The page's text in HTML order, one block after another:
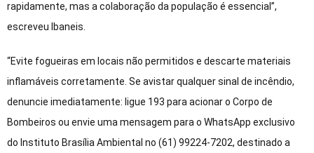
rapidamente, mas a colaboração da população é essencial”,
escreveu Ibaneis.
“Evite fogueiras em locais não permitidos e descarte materiais
inflamáveis corretamente. Se avistar qualquer sinal de incêndio,
denuncie imediatamente: ligue 193 para acionar o Corpo de
Bombeiros ou envie uma mensagem para o WhatsApp exclusivo
do Instituto Brasília Ambiental no (61) 99224-7202, destinado a